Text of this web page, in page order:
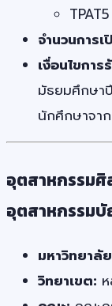
จำนวนการ
เงื่อนไขกา
มัธยมศึกษา
นักศึกษาจา
อุตสาหกรรม
อุตสาหกรรม
มหาวิทยาลั
วิทยาเขต: